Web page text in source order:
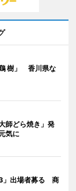
樹」 香川県な
師どら焼き」発
気に
」出場者募る 商